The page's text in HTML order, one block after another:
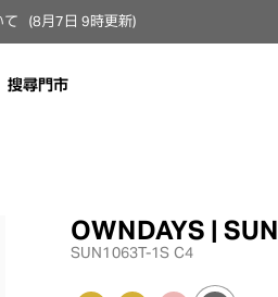
（8月7日 9時更新）
搜尋門市
OWNDAYS | SUN
SUN1063T-1S C4